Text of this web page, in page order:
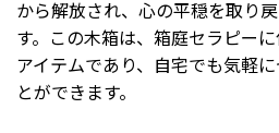
から解放され、心の平穏を取り
す。この木箱は、箱庭セラピー
アイテムであり、自宅でも気軽
とができます。